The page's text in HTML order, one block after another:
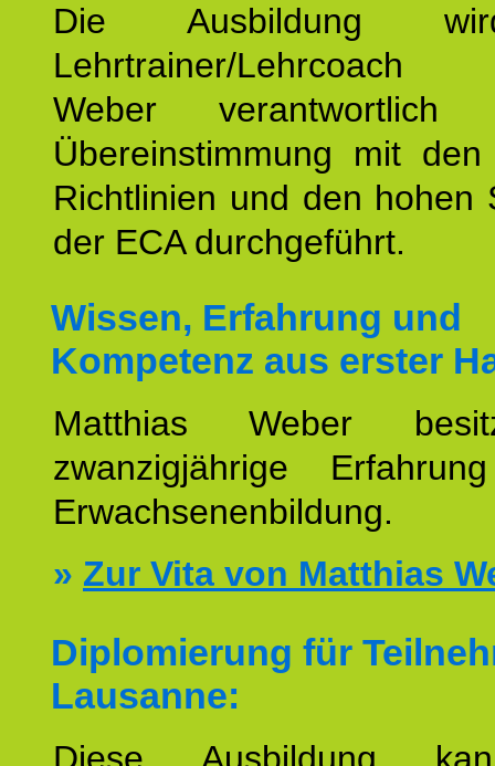
Die Ausbildung
Lehrtrainer/Lehrcoach
Weber
Übereinstimmung mit den
Richtlinien und den hohen
der ECA durchgeführt.
Wissen, Erfahrung und
Kompetenz aus erster
Matthias Weber
zwanzigjährige
Erwachsenenbildung.
» Zur Vita von Matthias
Diplomierung für
Lausanne: